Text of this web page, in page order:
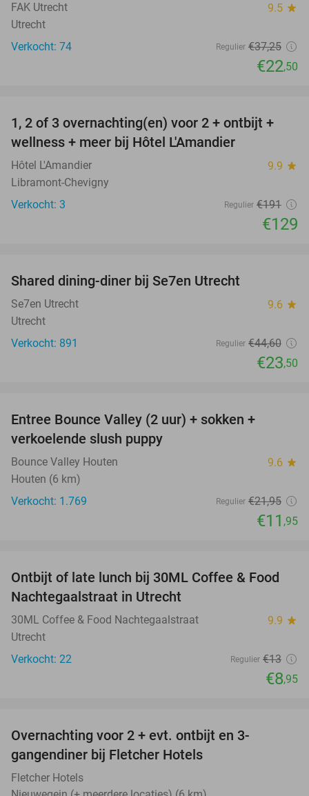
FAK Utrecht 9.5 star
Utrecht
Verkocht: 74
Regulier €37,25
€22,50
32%
TODAY
1, 2 of 3 overnachting(en) voor 2 + ontbijt +
wellness + meer bij Hôtel L'Amandier
Hôtel L'Amandier 9.9 star
Libramont-Chevigny
Verkocht: 3
Regulier €191
€129
Shared dining-diner bij Se7en Utrecht
Se7en Utrecht 9.6 star
Utrecht
Verkocht: 891
Regulier €44,60
€23,50
Entree Bounce Valley (2 uur) + sokken +
verkoelende slush puppy
Bounce Valley Houten 9.6 star
Houten (6 km)
Verkocht: 1.769
Regulier €21,95
€11 ,95
31%
Ontbijt of late lunch bij 30ML Coffee & Food
Nachtegaalstraat in Utrecht
30ML Coffee & Food Nachtegaalstraat 9.9 star
Utrecht
Verkocht: 22
Regulier €13
€8,95
Overnachting voor 2 + evt. ontbijt en 3-
gangendiner bij Fletcher Hotels
Fletcher Hotels